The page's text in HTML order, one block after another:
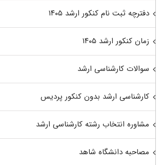
دفترچه ثبت نام کنکور ارشد ۱۴۰۵
زمان کنکور ارشد ۱۴۰۵
سوالات کارشناسی ارشد
کارشناسی ارشد بدون کنکور پردیس
مشاوره انتخاب رشته کارشناسی ارشد
مصاحبه دانشگاه شاهد